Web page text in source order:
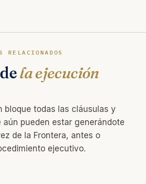
la ejecución
bloque todas las cláusulas y
aún pueden estar generándote
de la Frontera, antes o
ejecutivo.